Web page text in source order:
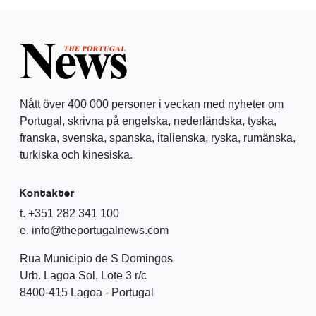
Nått över 400 000 personer i veckan med nyheter om
Portugal, skrivna på engelska, nederländska, tyska,
franska, svenska, spanska, italienska, ryska, rumänska,
turkiska och kinesiska.
Kontakter
t. +351 282 341 100
e. info@theportugalnews.com
Rua Municipio de S Domingos
Urb. Lagoa Sol, Lote 3 r/c
8400-415 Lagoa - Portugal